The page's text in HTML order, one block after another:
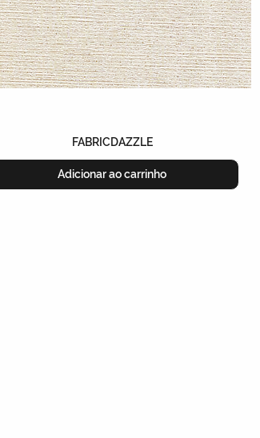
FABRICDAZZLE
Adicionar ao carrinho